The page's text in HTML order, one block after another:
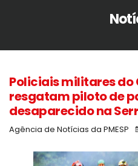
Policiais militares do
resgatam piloto de
desaparecido na
Agência de Notícias da PMESP